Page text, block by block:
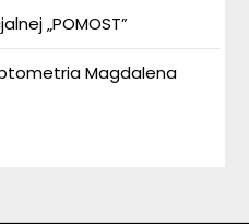
„POMOST”
Magdalena